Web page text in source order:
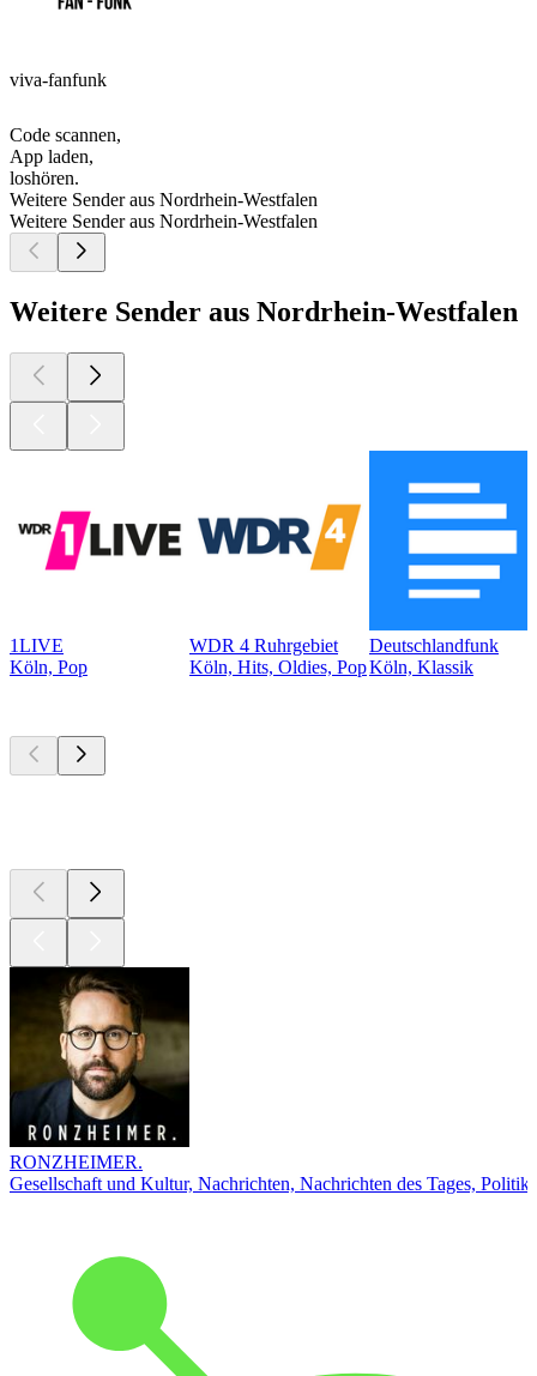
viva-fanfunk
Code scannen,
App laden,
loshören.
Weitere Sender aus Nordrhein-Westfalen
Weitere Sender aus Nordrhein-Westfalen
Weitere Sender aus Nordrhein-Westfalen
1LIVE
Köln, Pop
WDR 4 Ruhrgebiet
Köln, Hits, Oldies, Pop
Deutschlandfunk
Köln, Klassik
RONZHEIMER.
Gesellschaft und Kultur, Nachrichten, Nachrichten des Tages, Politik